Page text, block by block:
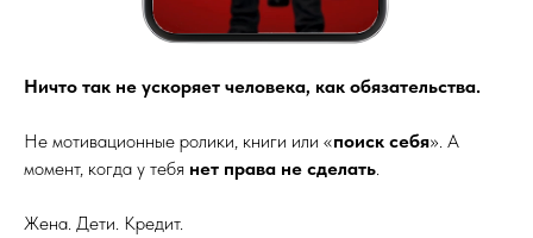
Ничто так не ускоряет человека, как обязательства.
Не мотивационные ролики, книги или «поиск себя». А
момент, когда у тебя нет права не сделать.
Жена. Дети. Кредит.